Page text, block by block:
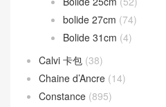
Birkin 20cm(17)
Birkin 25CM (1,228)
Birkin 30CM (595)
Birkin 35CM
Birkin 40CM(24)
Birkin Shadow